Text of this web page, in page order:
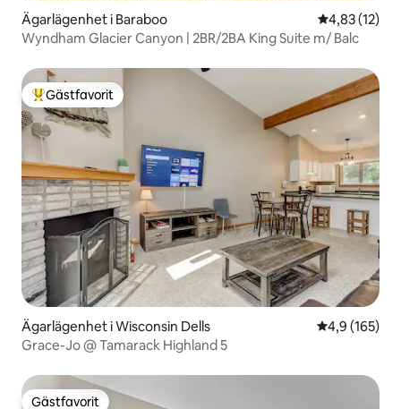
Ägarlägenhet i Baraboo 4,83 av 5 i
4,83 (12)
Wyndham Glacier Canyon | 2BR/2BA King Suite m/ Balc
Populär gästfavorit
Gästfavorit
Ägarlägenhet i Wisconsin Dells 4,9 av 5 i
4,9 (165)
Grace-Jo @ Tamarack Highland 5
Gästfavorit